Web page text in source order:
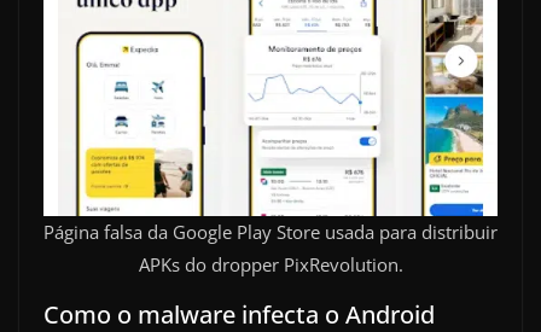
Página falsa da Google Play Store usada para distribuir
APKs do dropper PixRevolution.
Como o malware infecta o Android